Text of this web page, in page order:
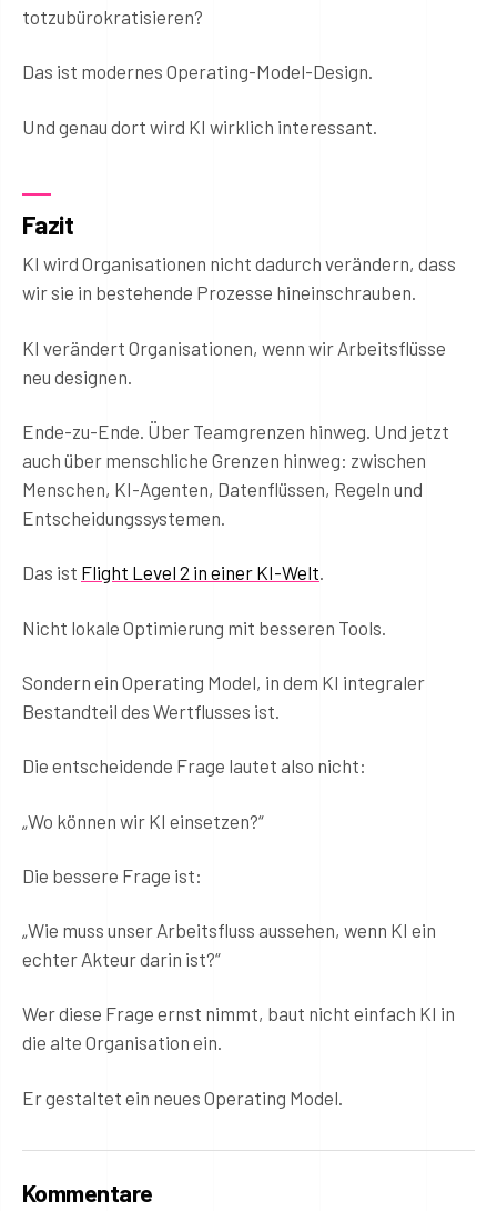
totzubürokratisieren?
Das ist modernes Operating-Model-Design.
Und genau dort wird KI wirklich interessant.
Fazit
KI wird Organisationen nicht dadurch verändern, dass
wir sie in bestehende Prozesse hineinschrauben.
KI verändert Organisationen, wenn wir Arbeitsflüsse
neu designen.
Ende-zu-Ende. Über Teamgrenzen hinweg. Und jetzt
auch über menschliche Grenzen hinweg: zwischen
Menschen, KI-Agenten, Datenflüssen, Regeln und
Entscheidungssystemen.
Das ist Flight Level 2 in einer KI-Welt.
Nicht lokale Optimierung mit besseren Tools.
Sondern ein Operating Model, in dem KI integraler
Bestandteil des Wertflusses ist.
Die entscheidende Frage lautet also nicht:
„Wo können wir KI einsetzen?“
Die bessere Frage ist:
„Wie muss unser Arbeitsfluss aussehen, wenn KI ein
echter Akteur darin ist?“
Wer diese Frage ernst nimmt, baut nicht einfach KI in
die alte Organisation ein.
Er gestaltet ein neues Operating Model.
Kommentare